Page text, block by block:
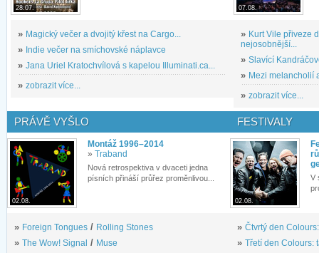
28.07.
» Magický večer a dvojitý křest na Cargo...
» Indie večer na smíchovské náplavce
» Jana Uriel Kratochvílová s kapelou Illuminati.ca...
» zobrazit více...
07.08.
» Kurt Vile přiveze
nejosobnější...
» Slavící
» Mezi melancholií
» zobrazit více...
PRÁVĚ VYŠLO
02.08.
Montáž 1996–2014
» Traband
Nová retrospektiva v dvaceti jedna
písních přináší průřez proměnlivou...
» Foreign Tongues / Rolling Stones
» The Wow! Signal / Muse
FESTIVALY
02.08.
V
» Čtvrtý den
» Třetí den Colours: